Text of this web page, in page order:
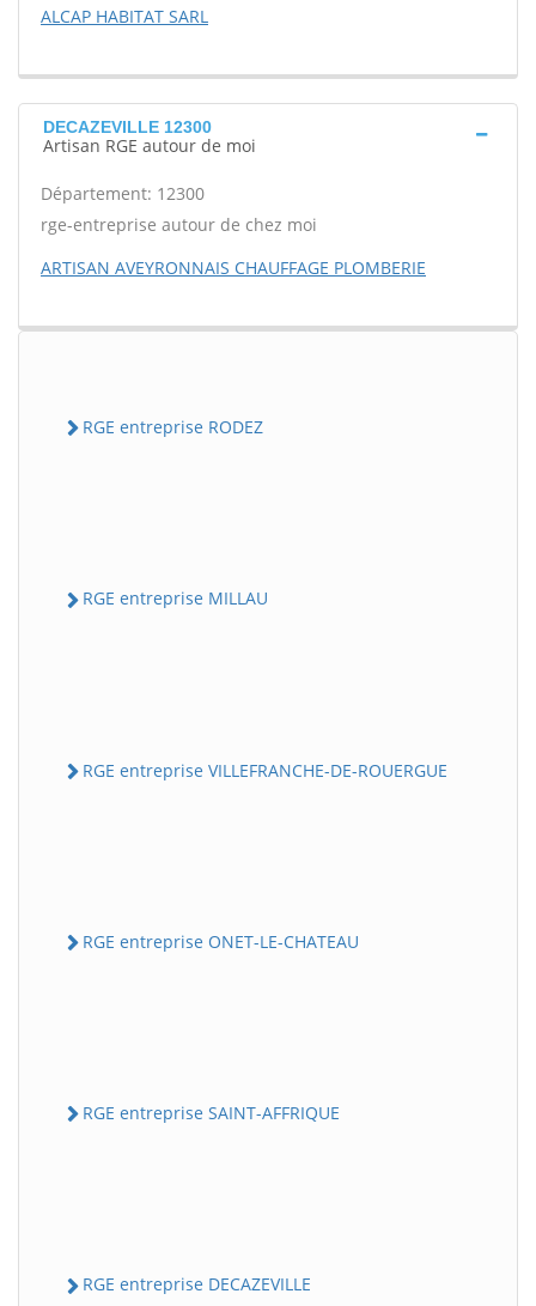
ALCAP HABITAT SARL
DECAZEVILLE 12300
Artisan RGE autour de moi
Département: 12300
rge-entreprise autour de chez moi
ARTISAN AVEYRONNAIS CHAUFFAGE PLOMBERIE
RGE entreprise RODEZ
RGE entreprise MILLAU
RGE entreprise VILLEFRANCHE-DE-ROUERGUE
RGE entreprise ONET-LE-CHATEAU
RGE entreprise SAINT-AFFRIQUE
RGE entreprise DECAZEVILLE